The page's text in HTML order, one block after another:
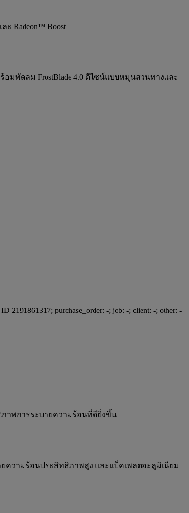
ะ Radeon™ Boost
พัดลม FrostBlade 4.0 ดีไซน์แบบหมุนสวนทางและ
าพการระบายความร้อนที่ดียิ่งขึ้น
ความร้อนประสิทธิภาพสูง และแบ็คเพลตอะลูมิเนียม